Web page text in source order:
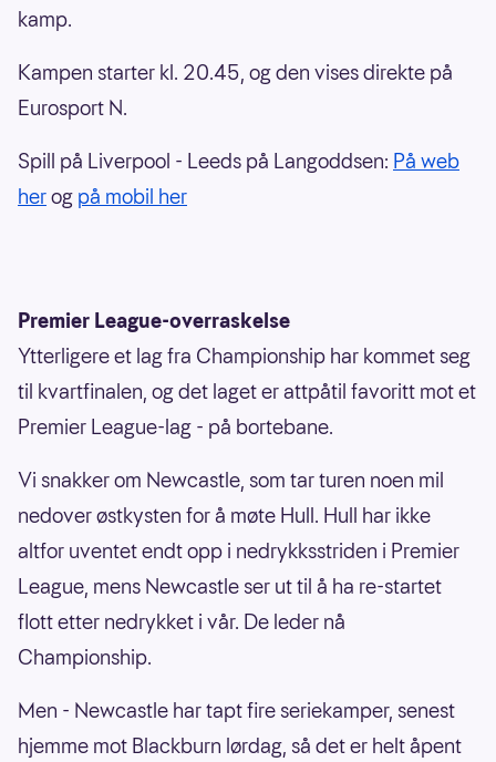
kamp.
Kampen starter kl. 20.45, og den vises direkte på
Eurosport N.
Spill på Liverpool - Leeds på Langoddsen: På web
herog på mobil her
Premier League-overraskelse
Ytterligere et lag fra Championship har kommet seg
til kvartfinalen, og det laget er attpåtil favoritt mot et
Premier League-lag - på bortebane.
Vi snakker om Newcastle, som tar turen noen mil
nedover østkysten for å møte Hull. Hull har ikke
altfor uventet endt opp i nedrykksstriden i Premier
League, mens Newcastle ser ut til å ha re-startet
flott etter nedrykket i vår. De leder nå
Championship.
Men - Newcastle har tapt fire seriekamper, senest
hjemme mot Blackburn lørdag, så det er helt åpent